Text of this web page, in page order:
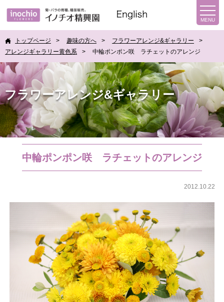
トップページ 趣味の方へ
フラワーアレンジ&ギャラリー
アレンジギャラリー黄色系 中輪ポンポン咲 ラチェットのアレンジ
フラワーアレンジ&ギャラリー
中輪ポンポン咲 ラチェットのアレンジ
2012.10.22